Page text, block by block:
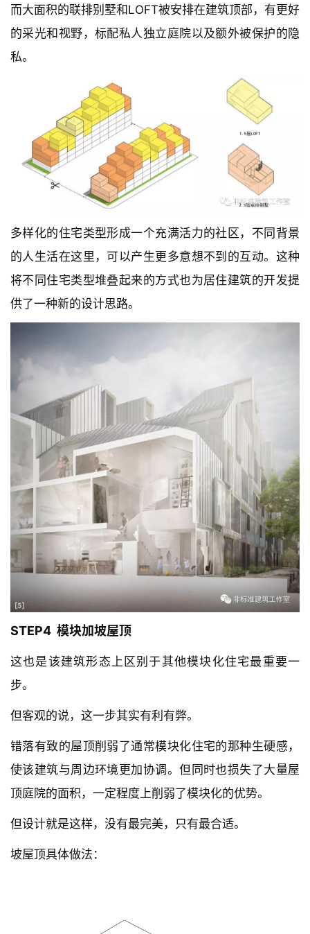
而大面积的联排别墅和LOFT被安排在建筑顶部，有更好
的采光和视野，标配私人独立庭院以及额外被保护的隐
私。
多样化的住宅类型形成一个充满活力的社区，不同背景
的人生活在这里，可以产生更多意想不到的互动。这种
将不同住宅类型堆叠起来的方式也为居住建筑的开发提
供了一种新的设计思路。
STEP4  模块加坡屋顶
这也是该建筑形态上区别于其他模块化住宅最重要一
步。
但客观的说，这一步其实有利有弊。
错落有致的屋顶削弱了通常模块化住宅的那种生硬感，
使该建筑与周边环境更加协调。但同时也损失了大量屋
顶庭院的面积，一定程度上削弱了模块化的优势。
但设计就是这样，没有最完美，只有最合适。
坡屋顶具体做法：